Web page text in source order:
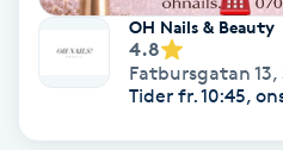
Paraffinbehandling
Pedikyr
OH Nails & Beauty
4.8
Fatbursgatan 13,
Tider fr. 10:45,